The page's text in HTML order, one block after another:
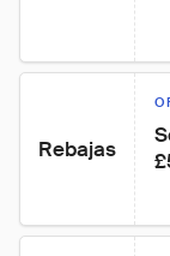
Rebajas